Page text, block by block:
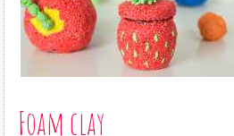
Foam clay